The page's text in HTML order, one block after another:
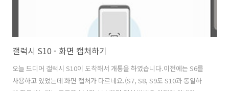
갤럭시 S10 - 화면 캡처하기
오늘 드디어 갤럭시 S10이 도착해서 개통을 하였습니다.이전에는 S6를
사용하고 있었는데 화면 캡처가 다르네요.(S7, S8, S9도 S10과 동일하